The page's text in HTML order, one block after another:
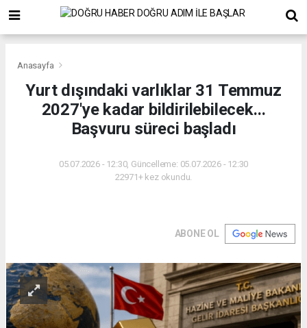
Anasayfa
Yurt dışındaki varlıklar 31 Temmuz
2027'ye kadar bildirilebilecek...
Başvuru süreci başladı
05.07.2026 - 12:30, Güncelleme: 05.07.2026 - 12:30
22971+ kez okundu.
ABONE OL